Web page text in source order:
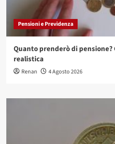
Pensioni e Previdenza
Quanto prenderò di pensione?
realistica
Renan 4 Agosto 2026